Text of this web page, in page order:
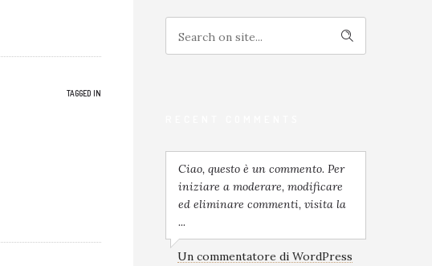
TAGGED IN
Ciao, questo è un commento. Per
iniziare a moderare, modificare
ed eliminare commenti, visita la
...
Un commentatore di WordPress